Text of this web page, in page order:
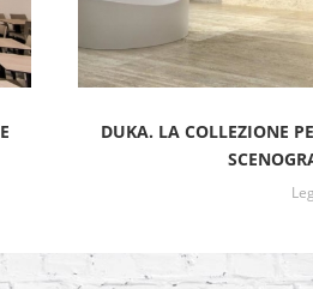
DUKA. LA COLLEZIONE